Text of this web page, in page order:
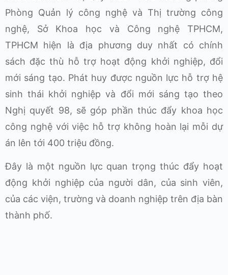
Phòng Quản lý công nghệ và Thị trường công
nghệ, Sở Khoa học và Công nghệ TPHCM,
TPHCM hiện là địa phương duy nhất có chính
sách đặc thù hỗ trợ hoạt động khởi nghiệp, đổi
mới sáng tạo. Phát huy được nguồn lực hỗ trợ hệ
sinh thái khởi nghiệp và đổi mới sáng tạo theo
Nghị quyết 98, sẽ góp phần thúc đẩy khoa học
công nghệ với việc hỗ trợ không hoàn lại mỗi dự
án lên tới 400 triệu đồng.
Đây là một nguồn lực quan trọng thúc đẩy hoạt
động khởi nghiệp của người dân, của sinh viên,
của các viện, trường và doanh nghiệp trên địa bàn
thành phố.